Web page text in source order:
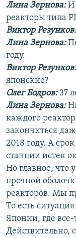
Лина Зернова:И
реакторы типа
Виктор Резунков:
Лина Зернова:
году.
Виктор Резунков:
японские?
Олег Бодров:37
Лина Зернова:
каждого
закончиться
2018 году. А
станции истек
Но главное, что
прочной
реакторов. Мы
То есть
Японии, где все-
Действительно,